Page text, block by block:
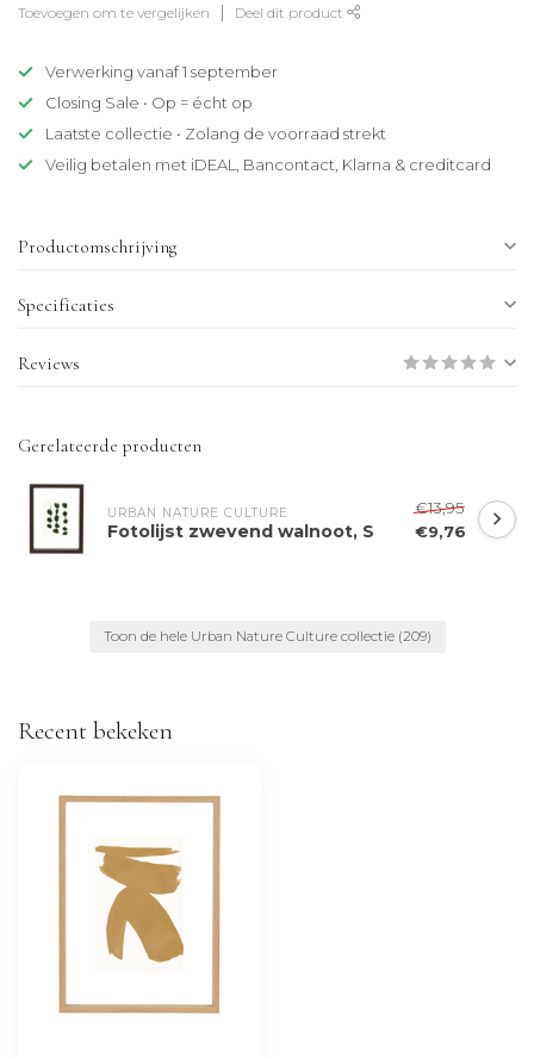
Toevoegen om te vergelijken Deel dit product
Verwerking vanaf 1 september
Closing Sale • Op = écht op
Laatste collectie • Zolang de voorraad strekt
Veilig betalen met iDEAL, Bancontact, Klarna & creditcard
Productomschrijving
Specificaties
Reviews
Gerelateerde producten
URBAN NATURE CULTURE
Fotolijst zwevend walnoot, S
€13,95
€9,76
Toon de hele Urban Nature Culture collectie (209)
Recent bekeken